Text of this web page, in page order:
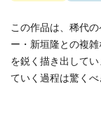
この作品は、稀代
ー・新垣隆との複
を鋭く描き出して
ていく過程は驚くべ